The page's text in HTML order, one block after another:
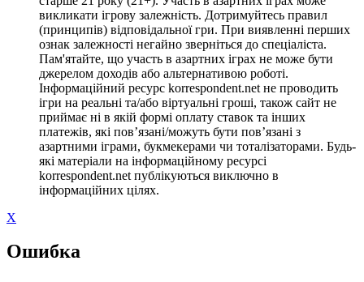
викликати ігрову залежність. Дотримуйтесь правил
(принципів) відповідальної гри. При виявленні перших
ознак залежності негайно зверніться до спеціаліста.
Пам'ятайте, що участь в азартних іграх не може бути
джерелом доходів або альтернативою роботі.
Інформаційний ресурс korrespondent.net не проводить
ігри на реальні та/або віртуальні гроші, також сайт не
приймає ні в якій формі оплату ставок та інших
платежів, які пов’язані/можуть бути пов’язані з
азартними іграми, букмекерами чи тоталізаторами. Будь-
які матеріали на інформаційному ресурсі
korrespondent.net публікуються виключно в
інформаційних цілях.
X
Ошибка